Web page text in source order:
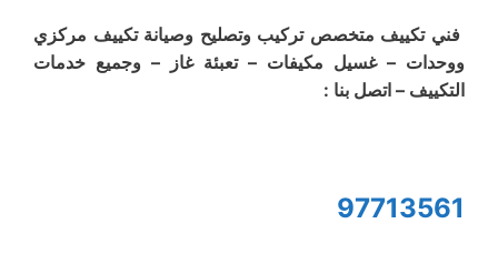
فني تكييف متخصص تركيب وتصليح وصيانة تكييف مركزي
ووحدات – غسيل مكيفات – تعبئة غاز – وجميع خدمات
التكييف – اتصل بنا :
97713561